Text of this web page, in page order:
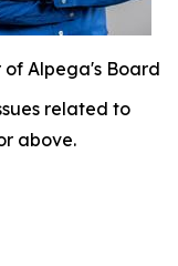
of Alpega's Board
related to
above.